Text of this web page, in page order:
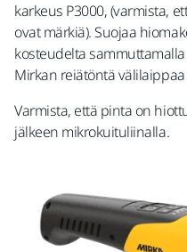
karkeus P3000, (varmista,
ovat märkiä). Suojaa
kosteudelta
Mirkan reiätöntä
Varmista, että pinta on
jälkeen mikrokuituliinalla.